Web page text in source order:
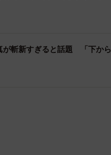
が斬新すぎると話題 「下から